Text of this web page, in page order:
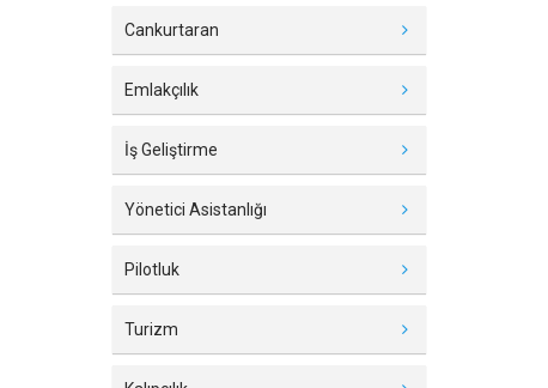
Cankurtaran
Emlakçılık
İş Geliştirme
Yönetici Asistanlığı
Pilotluk
Turizm